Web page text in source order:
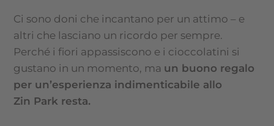
Ci sono doni che incantano per un attimo – e
altri che lasciano un ricordo per sempre.
Perché i fiori appassiscono e i cioccolatini si
gustano in un momento, ma un buono regalo
per un’esperienza indimenticabile allo
Zin Park resta.